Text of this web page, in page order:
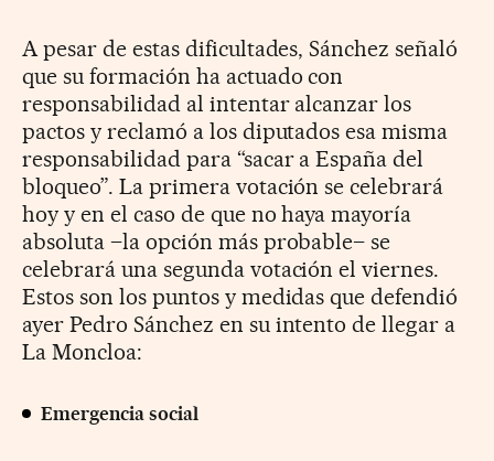
A pesar de estas dificultades, Sánchez señaló
que su formación ha actuado con
responsabilidad al intentar alcanzar los
pactos y reclamó a los diputados esa misma
responsabilidad para “sacar a España del
bloqueo”. La primera votación se celebrará
hoy y en el caso de que no haya mayoría
absoluta –la opción más probable– se
celebrará una segunda votación el viernes.
Estos son los puntos y medidas que defendió
ayer Pedro Sánchez en su intento de llegar a
La Moncloa:
Emergencia social